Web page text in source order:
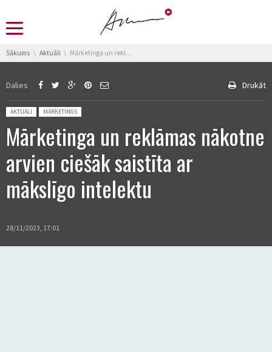
You are here:
Sākums Aktuāli Mārketinga un reklāmas nākotne arvien ciešāk saistīta ar mākslīgo intelektu
Dalies Drukāt
Posted in:
AKTUĀLI MĀRKETINGS
Mārketinga un reklāmas nākotne
arvien ciešāk saistīta ar
mākslīgo intelektu
28/11/2023, 17:01